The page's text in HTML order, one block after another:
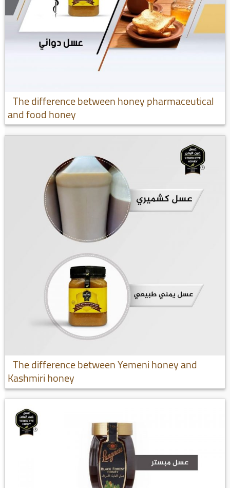
The difference between honey pharmaceutical
and food honey
The difference between Yemeni honey and
Kashmiri honey